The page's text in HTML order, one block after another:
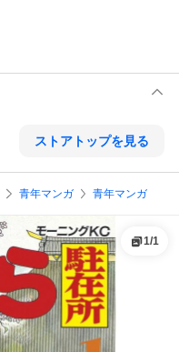
ストアトップを見る
青年マンガ 青年マンガ
1/1